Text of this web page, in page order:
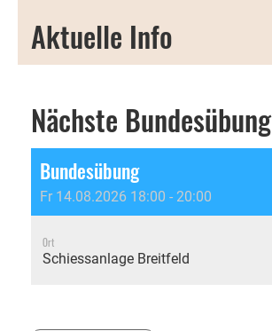
Aktuelle Info
Nächste Bundesübung
Bundesübung
Fr 14.08.2026 18:00 - 20:00
Ort
Schiessanlage Breitfeld